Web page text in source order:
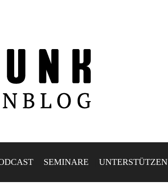
SEMINARE UNTERSTÜTZEN